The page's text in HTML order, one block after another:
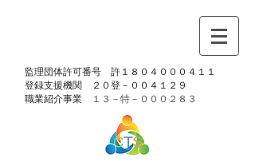
​監理団体許可番号 許１８０４０００４１１
​登録支援機関 ２０登－００４１２９
​職業紹介事業
１３－特－ ０００２８３